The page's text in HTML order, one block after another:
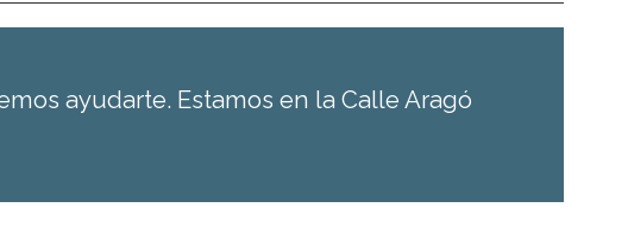
ayudarte. Estamos en la Calle Aragó